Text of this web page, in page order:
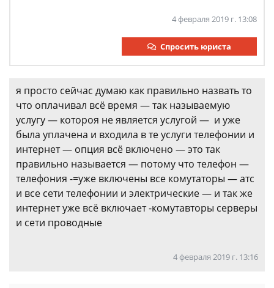
4 февраля 2019 г. 13:08
Спросить юриста
я просто сейчас думаю как правильно назвать то
что оплачивал всё время — так называемую
услугу — котороя не является услугой — и уже
была уплачена и входила в те услуги телефонии и
интернет — опция всё включено — это так
правильно называется — потому что телефон —
телефония -=уже включены все комутаторы — атс
и все сети телефонии и электрические — и так же
интернет уже всё включает -комутавторы серверы
и сети проводные
4 февраля 2019 г. 13:16